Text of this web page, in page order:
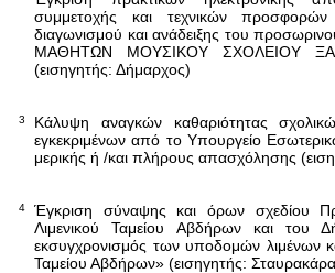
συμμετοχής και τεχνικών
διαγωνισμού και ανάδειξης του
ΜΑΘΗΤΩΝ ΜΟΥΣΙΚΟΥ ΣΧΟΛΕΙΟΥ
(εισηγητής: Δήμαρχος)
3
Κάλυψη αναγκών καθαριότητας
εγκεκριμένων από το Υπουργείο
μερικής ή /και πλήρους απασχόλησης
4
Έγκριση σύναψης και όρων σχεδίου
Λιμενικού Ταμείου Αβδήρων και του
εκσυγχρονισμός των υποδομών λιμένων
Ταμείου Αβδήρων» (εισηγητής: